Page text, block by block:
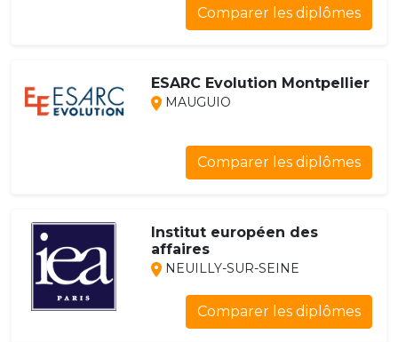
Comparer les diplômes
ESARC Evolution Montpellier
MAUGUIO
Comparer les diplômes
Institut européen des
affaires
NEUILLY-SUR-SEINE
Comparer les diplômes